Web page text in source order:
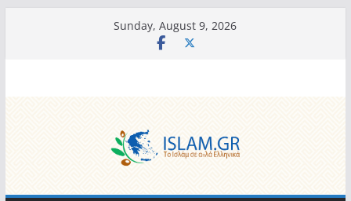
Sunday, August 9, 2026